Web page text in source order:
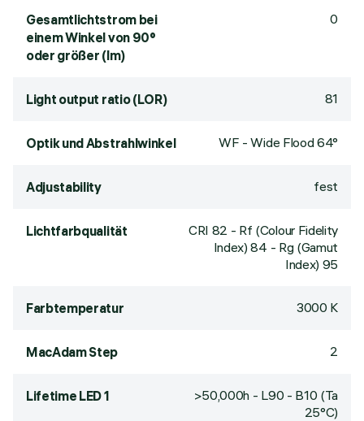
Gesamtlichtstrom bei
einem Winkel von 90°
oder größer (lm)
0
Light output ratio (LOR) 81
Optik und Abstrahlwinkel WF - Wide Flood 64°
Adjustability fest
Lichtfarbqualität CRI 82 - Rf (Colour Fidelity
Index) 84 - Rg (Gamut
Index) 95
Farbtemperatur 3000 K
MacAdam Step 2
Lifetime LED 1
>50,000h - L90 - B10 (Ta
25°C)